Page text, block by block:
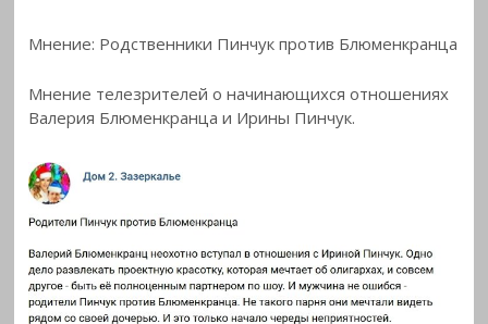
Мнение: Родственники Пинчук против Блюменкранца
Мнение телезрителей о начинающихся отношениях
Валерия Блюменкранца и Ирины Пинчук.